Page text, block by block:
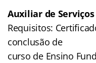
Auxiliar de
Requisitos:
conclusão de
curso de Ensino